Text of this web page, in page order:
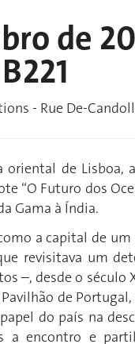
de
B221
- Rue De-
de Lisboa,
“O Futuro dos
Gama à Índia.
a capital de
revisitava um
–, desde o século
de
do país na
a encontro e